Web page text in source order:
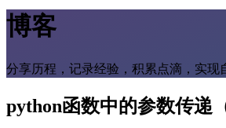
博客
分享历程，记录经验，积累点滴，实现
python函数中的参数传递